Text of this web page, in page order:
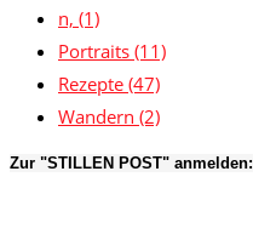
n, (1)
Portraits (11)
Rezepte (47)
Wandern (2)
Zur "STILLEN POST" anmelden: